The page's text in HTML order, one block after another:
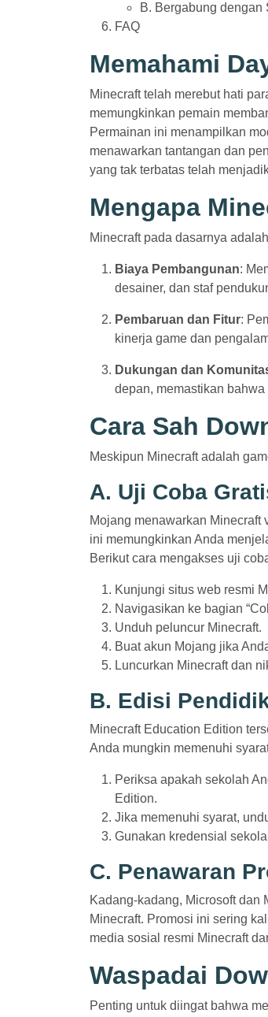
B. Bergabung dengan
FAQ
Memahami
Minecraft telah merebut hati
memungkinkan pemain
Permainan ini menampilkan
menawarkan tantangan dan
yang tak terbatas telah
Mengapa
Minecraft pada dasarnya
Biaya Pembangunan:
desainer, dan staf
Pembaruan dan Fitur:
kinerja game dan
Dukungan dan
depan, memastikan
Cara Sah
Meskipun Minecraft adalah
A. Uji Coba
Mojang menawarkan
ini memungkinkan Anda
Berikut cara mengakses uji
Kunjungi situs web resmi
Navigasikan ke bagian
Unduh peluncur Minecraft.
Buat akun Mojang jika
Luncurkan Minecraft dan
B. Edisi
Minecraft Education Edition
Anda mungkin memenuhi
Periksa apakah sekolah
Edition.
Jika memenuhi syarat,
Gunakan kredensial
C. Penawaran
Kadang-kadang, Microsoft dan
Minecraft. Promosi ini sering
media sosial resmi Minecraft
Waspadai
Penting untuk diingat bahwa